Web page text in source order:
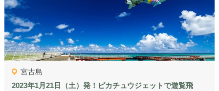
宮古島
2023年1月21日（土）発！ピカチュウジェットで遊覧飛